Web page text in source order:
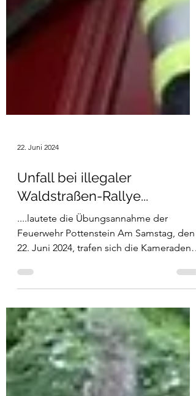
22. Juni 2024
Unfall bei illegaler
Waldstraßen-Rallye...
....lautete die Übungsannahme der
Feuerwehr Pottenstein Am Samstag, den